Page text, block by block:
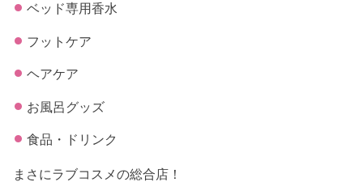
ベッド専用香水
フットケア
ヘアケア
お風呂グッズ
食品・ドリンク
まさにラブコスメの総合店！